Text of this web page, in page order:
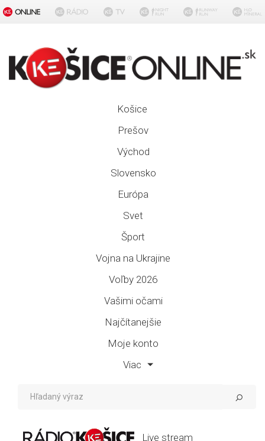
Košice
Prešov
Východ
Slovensko
Európa
Svet
Šport
Vojna na Ukrajine
Voľby 2026
Vašimi očami
Najčítanejšie
Moje konto
Viac
Live stream